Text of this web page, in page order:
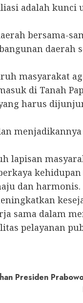
adalah kunci
bersama-
daerah
masyarakat
di Tanah
harus
menjadikannya
lapisan
kehidupan
dan harmonis.
sama dalam
pelayanan
Presiden